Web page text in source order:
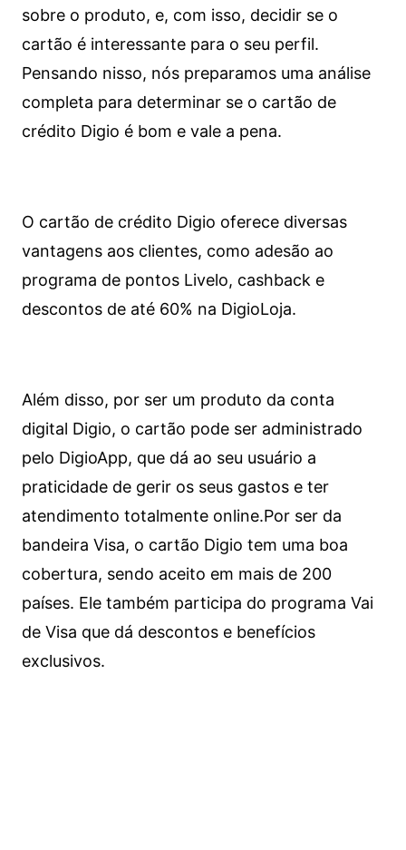
sobre o produto, e, com isso, decidir se o
cartão é interessante para o seu perfil.
Pensando nisso, nós preparamos uma análise
completa para determinar se o cartão de
crédito Digio é bom e vale a pena.
O cartão de crédito Digio oferece diversas
vantagens aos clientes, como adesão ao
programa de pontos Livelo, cashback e
descontos de até 60% na DigioLoja.
Além disso, por ser um produto da conta
digital Digio, o cartão pode ser administrado
pelo DigioApp, que dá ao seu usuário a
praticidade de gerir os seus gastos e ter
atendimento totalmente online.Por ser da
bandeira Visa, o cartão Digio tem uma boa
cobertura, sendo aceito em mais de 200
países. Ele também participa do programa Vai
de Visa que dá descontos e benefícios
exclusivos.